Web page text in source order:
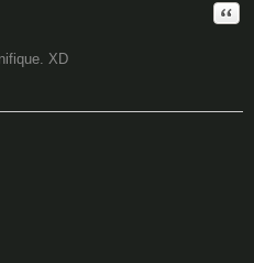
Quote
XD